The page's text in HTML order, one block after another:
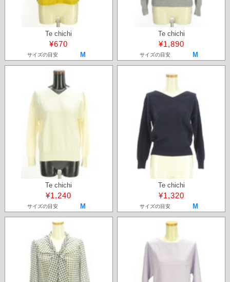
Te chichi
¥670
サイズの目安 M
Te chichi
¥1,890
サイズの目安 M
Te chichi
¥1,240
サイズの目安 M
Te chichi
¥1,320
サイズの目安 M